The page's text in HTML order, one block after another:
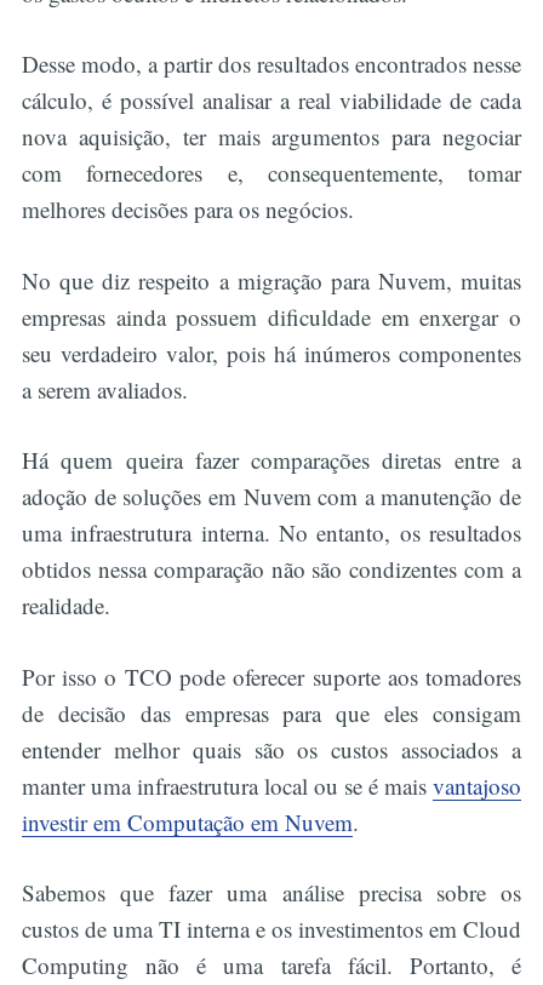
Desse modo, a partir dos resultados encontrados nesse
cálculo, é possível analisar a real viabilidade de cada
nova aquisição, ter mais argumentos para negociar
com fornecedores e, consequentemente, tomar
melhores decisões para os negócios.
No que diz respeito a migração para Nuvem, muitas
empresas ainda possuem dificuldade em enxergar o
seu verdadeiro valor, pois há inúmeros componentes
a serem avaliados.
Há quem queira fazer comparações diretas entre a
adoção de soluções em Nuvem com a manutenção de
uma infraestrutura interna. No entanto, os resultados
obtidos nessa comparação não são condizentes com a
realidade.
Por isso o TCO pode oferecer suporte aos tomadores
de decisão das empresas para que eles consigam
entender melhor quais são os custos associados a
manter uma infraestrutura local ou se é maisvantajoso
investir em Computação em Nuvem.
Sabemos que fazer uma análise precisa sobre os
custos de uma TI interna e os investimentos em Cloud
Computing não é uma tarefa fácil. Portanto, é